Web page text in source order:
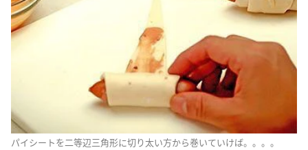
パイシートを二等辺三角形に切り太い方から巻いていけば。。。。